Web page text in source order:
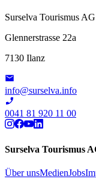
Surselva Tourismus AG
Glennerstrasse 22a
7130 Ilanz
info@surselva.info
0041 81 920 11 00
Surselva Tourismus
Über unsMedienJobs